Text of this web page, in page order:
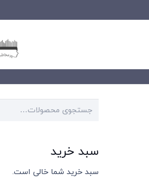
جستجو
سبد خرید
سبد خرید شما خالی است.